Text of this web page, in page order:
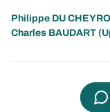
Philippe DU
Charles BAUDART